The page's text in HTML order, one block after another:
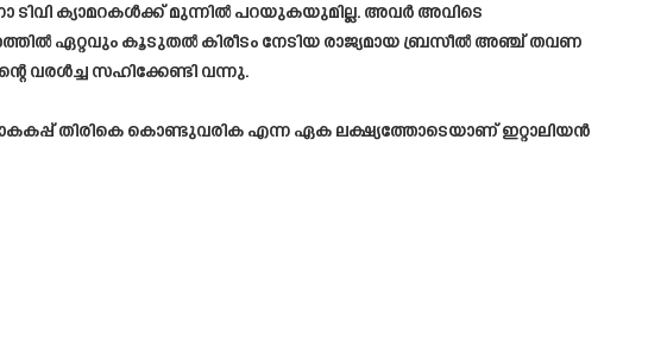
ടിവി ക്യാമറകൾക്ക് മുന്നിൽ പറയുകയുമില്ല. അവർ അവിടെ
ഏറ്റവും കൂടുതൽ കിരീടം നേടിയ രാജ്യമായ ബ്രസീൽ അഞ്ച് തവണ
വരൾച്ച സഹിക്കേണ്ടി വന്നു.
തിരികെ കൊണ്ടുവരിക എന്ന ഏക ലക്ഷ്യത്തോടെയാണ് ഇറ്റാലിയൻ